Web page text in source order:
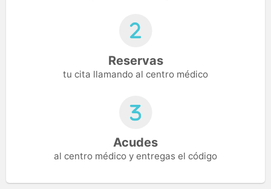
Reservas
tu cita llamando al centro médico
Acudes
al centro médico y entregas el código